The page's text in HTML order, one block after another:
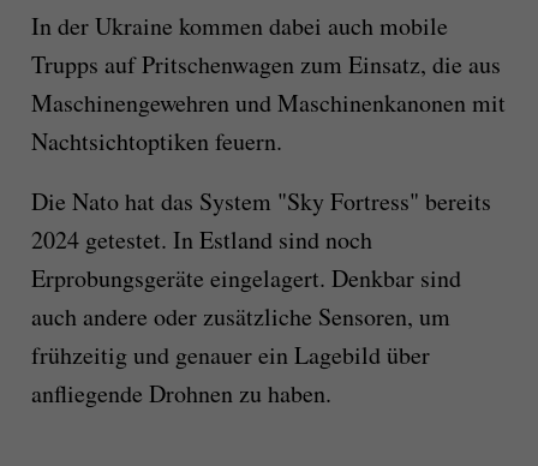
In der Ukraine kommen dabei auch mobile
Trupps auf Pritschenwagen zum Einsatz, die aus
Maschinengewehren und Maschinenkanonen mit
Nachtsichtoptiken feuern.
Die Nato hat das System "Sky Fortress" bereits
2024 getestet. In Estland sind noch
Erprobungsgeräte eingelagert. Denkbar sind
auch andere oder zusätzliche Sensoren, um
frühzeitig und genauer ein Lagebild über
anfliegende Drohnen zu haben.